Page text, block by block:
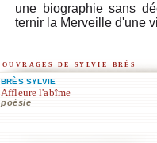
une biographie sans
ternir la Merveille d'une
ouvrages de sylvie brès
BRÈS SYLVIE
Affleure l'abîme
poésie